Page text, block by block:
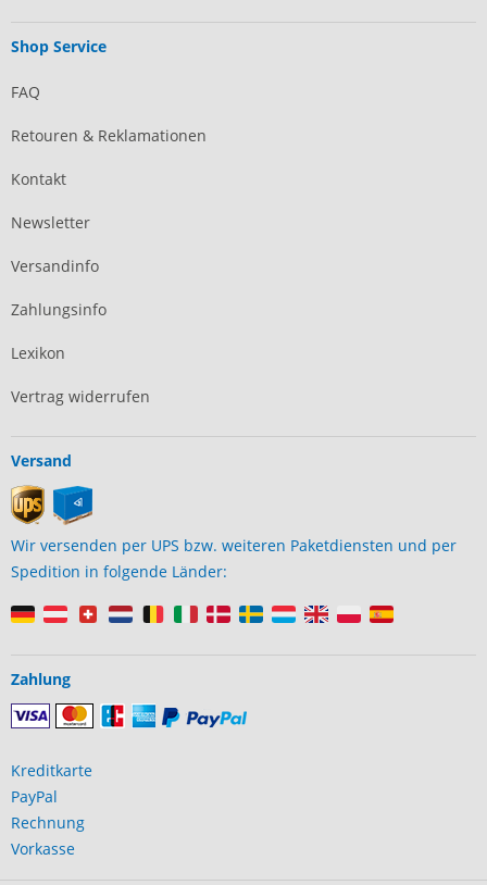
Shop Service
FAQ
Retouren & Reklamationen
Kontakt
Newsletter
Versandinfo
Zahlungsinfo
Lexikon
Vertrag widerrufen
Versand
Wir versenden per UPS bzw. weiteren Paketdiensten und per
Spedition in folgende Länder:
Zahlung
Kreditkarte
PayPal
Rechnung
Vorkasse